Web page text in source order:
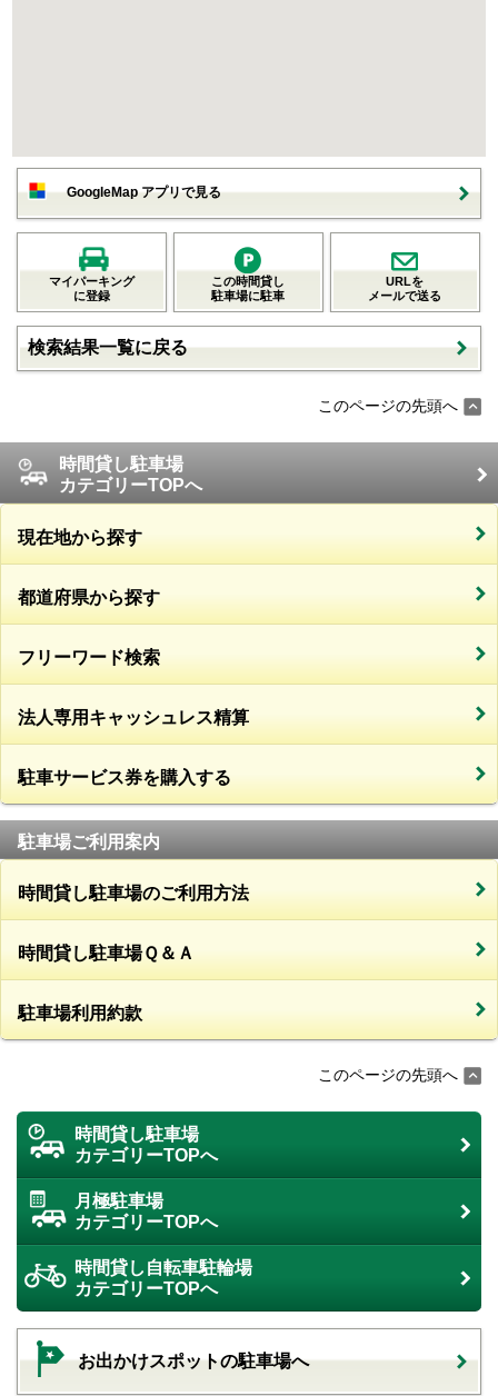
GoogleMap アプリで見る
マイパーキング
に登録
この時間貸し
駐車場に駐車
URLを
メールで送る
検索結果一覧に戻る
このページの先頭へ
時間貸し駐車場
カテゴリーTOPへ
現在地から探す
都道府県から探す
フリーワード検索
法人専用キャッシュレス精算
駐車サービス券を購入する
駐車場ご利用案内
時間貸し駐車場のご利用方法
時間貸し駐車場Ｑ＆Ａ
駐車場利用約款
このページの先頭へ
時間貸し駐車場
カテゴリーTOPへ
月極駐車場
カテゴリーTOPへ
時間貸し自転車駐輪場
カテゴリーTOPへ
お出かけスポットの駐車場へ